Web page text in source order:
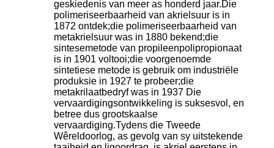
geskiedenis van meer as honderd jaar.Die
polimeriseerbaarheid van akrielsuur is in
1872 ontdek;die polimeriseerbaarheid van
metakrielsuur was in 1880 bekend;die
sintesemetode van propileenpolipropionaat
is in 1901 voltooi;die voorgenoemde
sintetiese metode is gebruik om industriële
produksie in 1927 te probeer;die
metakrilaatbedryf was in 1937 Die
vervaardigingsontwikkeling is suksesvol, en
betree dus grootskaalse
vervaardiging.Tydens die Tweede
Wêreldoorlog, as gevolg van sy uitstekende